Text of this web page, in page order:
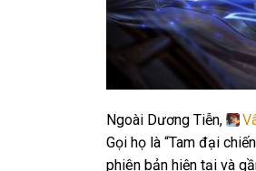
Ngoài Dương Tiễn,
Gọi họ là “Tam đại
phiên bản hiện tại và